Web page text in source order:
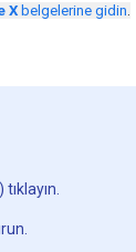
X belgelerine gidin.